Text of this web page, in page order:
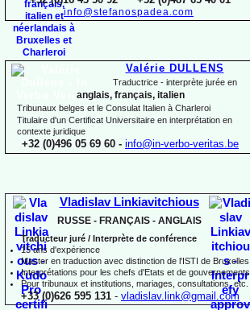
info@stefanospadea.com
Valérie DULLENS
Traductrice -interprète jurée en
anglais, français, italien
Tribunaux belges et le Consulat Italien à Charleroi
Titulaire d'un Certificat Universitaire en interprétation en
contexte juridique
+32 (0)496 05 69 60 - info@in-verbo-veritas.be
Vladislav Linkiavitchious
RUSSE -FRANÇAIS -ANGLAIS
Traducteur juré / Interprète de conférence
15 ans d'expérience
Master en traduction avec distinction de l'ISTI de Bruxelles
Interprétations pour les chefs d'Etats et de gouvernements
Pour tribunaux et institutions , mariages, consultations, etc.
+33 (0)626 595 131 - vladislav.link@gmail.com